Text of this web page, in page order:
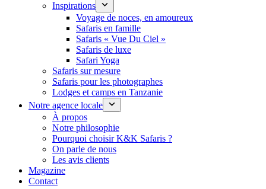
Inspirations
Voyage de noces, en amoureux
Safaris en famille
Safaris « Vue Du Ciel »
Safaris de luxe
Safari Yoga
Safaris sur mesure
Safaris pour les photographes
Lodges et camps en Tanzanie
Notre agence locale
À propos
Notre philosophie
Pourquoi choisir K&K Safaris ?
On parle de nous
Les avis clients
Magazine
Contact